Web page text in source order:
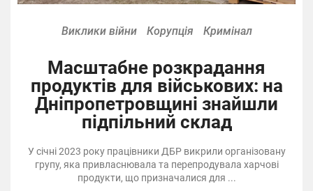
Виклики війни Корупція Кримінал
Масштабне розкрадання
продуктів для військових: на
Дніпропетровщині знайшли
підпільний склад
У січні 2023 року працівники ДБР викрили організовану
групу, яка привласнювала та перепродувала харчові
продукти, що призначалися для ...